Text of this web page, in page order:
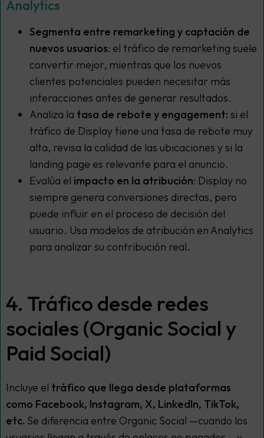
Analytics
Segmenta entre remarketing y captación de
nuevos usuarios: el tráfico de remarketing suele
convertir mejor, mientras que los nuevos
clientes potenciales pueden necesitar más
interacciones antes de generar resultados.
Analiza la tasa de rebote y engagement: si el
tráfico de Display tiene una tasa de rebote muy
alta, revisa la calidad de las ubicaciones y si la
landing page es relevante para el anuncio.
Evalúa el impacto en la atribución: Display no
siempre genera conversiones directas, pero
puede influir en el proceso de decisión del
usuario. Usa modelos de atribución en Analytics
para analizar su contribución real.
4. Tráfico desde redes
sociales (Organic Social y
Paid Social)
Incluye el tráfico que llega desde plataformas
como Facebook, Instagram, X, LinkedIn, TikTok,
etc. Se diferencia entre Organic Social —cuando los